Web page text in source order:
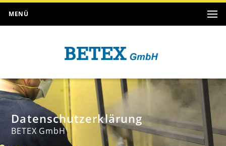
MENÜ
Datenschutzerklärung
BETEX GmbH